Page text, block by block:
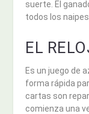
suerte. El
todos los
EL
Es un juego de
forma rápida
cartas son
comienza una